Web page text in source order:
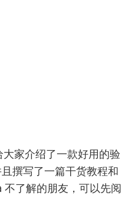
家介绍了一款好用的验
且撰写了一篇干货教程和
了解的朋友，可以先阅